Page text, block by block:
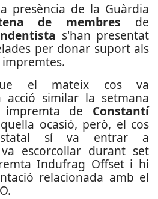
presència de la Guàrdia
de membres de
s'han presentat
per donar suport als
el mateix cos va
acció similar la setmana
de Constantí
ocasió, però, el cos
sí va entrar a
escorcollar durant set
Indufrag Offset i hi
relacionada amb el